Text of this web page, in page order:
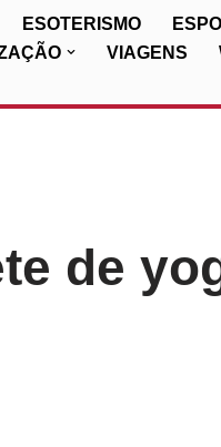
ESOTERISMO
VIAGENS
de